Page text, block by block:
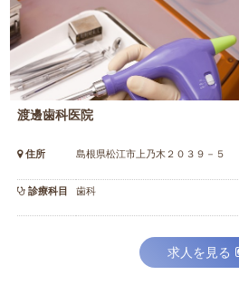
渡邊歯科医院
住所 島根県松江市上乃木２０３９－５
診療科目 歯科
求人を見る